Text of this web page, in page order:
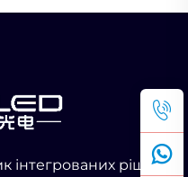
інтегрованих рішень